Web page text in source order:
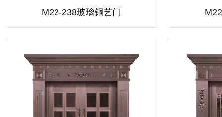
M22-238玻璃铜艺门